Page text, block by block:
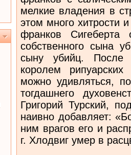
мелкие владения в
этом много хитрости
франков Сигеберта
собственного сына
сыну убийц. После
королем
можно удивляться,
тогдашнего
Григорий Турский,
наивно добавляет:
ним врагов его и
г. Хлодвиг умер в